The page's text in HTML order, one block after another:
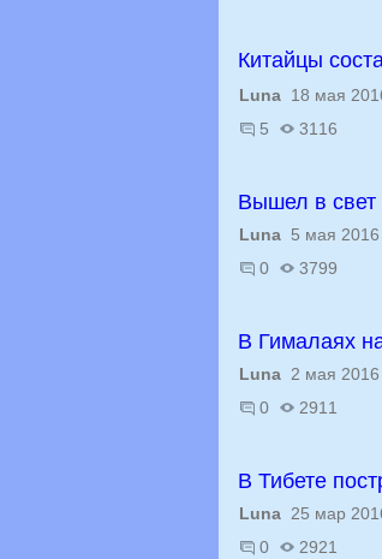
Китайцы
Luna 18 мая
5
3116
Вышел в свет
Luna 5 мая
0
3799
В Гималаях
Luna 2 мая
0
2911
В Тибете
Luna 25 мар
0
2921